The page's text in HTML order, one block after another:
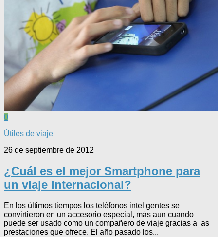
0
Útiles de viaje
26 de septiembre de 2012
¿Cuál es el mejor Smartphone para
un viaje internacional?
En los últimos tiempos los teléfonos inteligentes se
convirtieron en un accesorio especial, más aun cuando
puede ser usado como un compañero de viaje gracias a las
prestaciones que ofrece. El año pasado los...